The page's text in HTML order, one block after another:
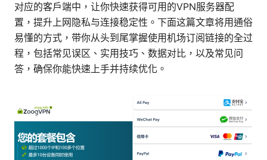
对应的客户端中，让你快速获得可用的VPN服务器配
置，提升上网隐私与连接稳定性。下面这篇文章将用通俗
易懂的方式，带你从头到尾掌握使用机场订阅链接的全过
程，包括常见误区、实用技巧、数据对比，以及常见问
答，确保你能快速上手并持续优化。